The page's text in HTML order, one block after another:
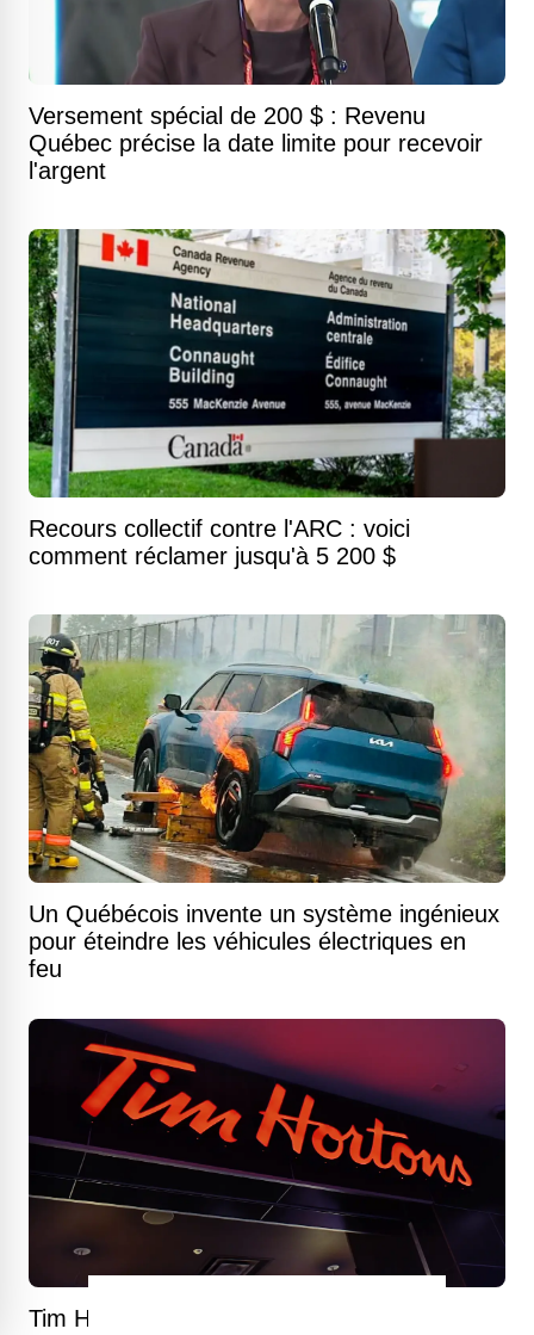
Versement spécial de 200 $ : Revenu
Québec précise la date limite pour recevoir
l'argent
Recours collectif contre l'ARC : voici
comment réclamer jusqu'à 5 200 $
Un Québécois invente un système ingénieux
pour éteindre les véhicules électriques en
feu
Tim Hortons lance une collection Harry